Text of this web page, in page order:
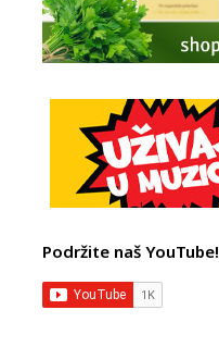
Podržite naš YouTube!